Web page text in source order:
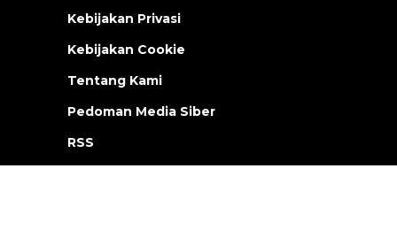
Kebijakan Privasi
Kebijakan Cookie
Tentang Kami
Pedoman Media Siber
RSS